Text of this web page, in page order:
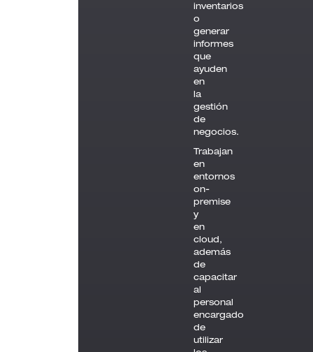
inventarios
o
generar
informes
que
ayuden
en
la
gestión
de
negocios.
Trabajan
en
entornos
on-
premise
y
en
cloud,
además
de
capacitar
al
personal
encargado
de
utilizar